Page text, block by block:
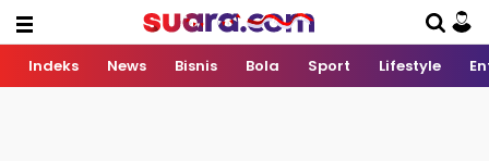
Indeks News Bisnis Bola Sport Lifestyle